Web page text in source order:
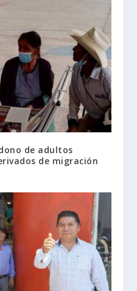
de adultos
de migración